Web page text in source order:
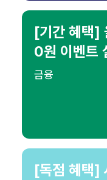
[기간 혜택]
0원 이벤트
금융
[독점 혜택]